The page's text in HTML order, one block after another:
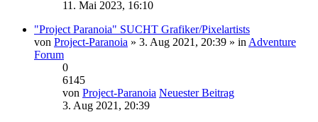
11. Mai 2023, 16:10
"Project Paranoia" SUCHT Grafiker/Pixelartists
von Project-Paranoia » 3. Aug 2021, 20:39 » in Adventure
Forum
0
6145
von Project-Paranoia Neuester Beitrag
3. Aug 2021, 20:39